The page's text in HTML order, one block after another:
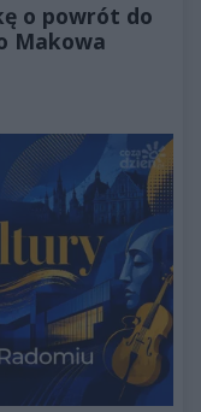
o powrót do
Makowa